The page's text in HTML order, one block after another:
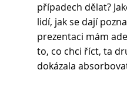
případech dělat?
lidí, jak se dají
prezentaci mám
to, co chci říct, ta
dokázala